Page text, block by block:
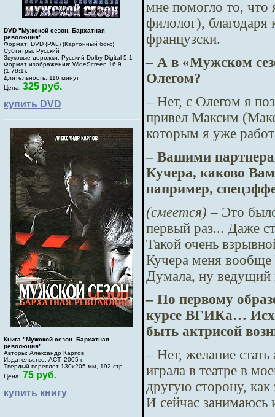
DVD "Мужской сезон. Бархатная
революция"
Формат: DVD (PAL) (Картонный бокс)
Субтитры: Русский
Звуковые дорожки: Русский Dolby Digital 5.1
Формат изображения: WideScreen 16:9
(1.78:1).
Длительность: 116 минут
Цена: 325 руб.
купить DVD
Книга "Мужской сезон. Бархатная
революция"
Авторы: Александр Карпов
Издательство: АСТ, 2005 г.
Твердый переплет 130х205 мм, 192 стр.
Цена: 75 руб.
купить книгу
мне помогло то, что
филолог),
французски.
– А в «Мужском
Олегом?
– Нет, с Олегом я
привел Максим
которым я уже
– Вашими
Кучера, каково
например,
(смеется)– Это
первый раз... Даже
Такой очень
Кучера меня вообще
Думала, ну
– По первому
курсе ВГИКа…
быть актрисой
– Нет, желание
играла в театре в
другую сторону, как
И сейчас занимаюсь